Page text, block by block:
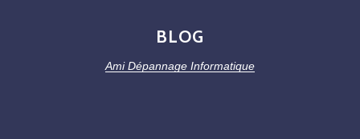
BLOG
Ami Dépannage Informatique